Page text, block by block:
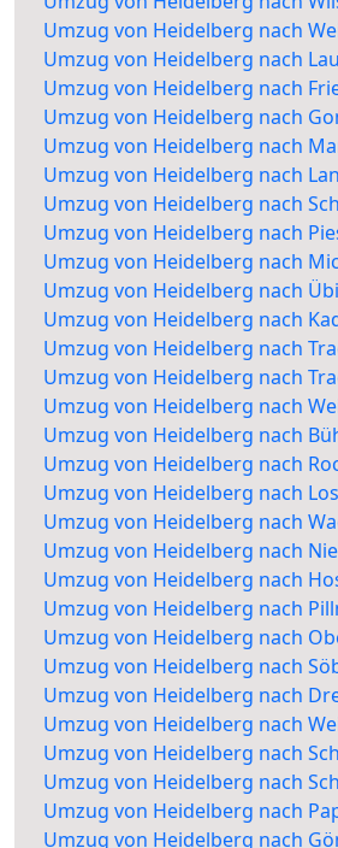
Umzug von Heidelberg nach
Umzug von Heidelberg nach
Umzug von Heidelberg nach
Umzug von Heidelberg nach
Umzug von Heidelberg nach
Umzug von Heidelberg nach
Umzug von Heidelberg nach
Umzug von Heidelberg nach
Umzug von Heidelberg nach
Umzug von Heidelberg nach
Umzug von Heidelberg nach
Umzug von Heidelberg nach
Umzug von Heidelberg nach
Umzug von Heidelberg nach
Umzug von Heidelberg nach
Umzug von Heidelberg nach
Umzug von Heidelberg nach
Umzug von Heidelberg nach
Umzug von Heidelberg nach
Umzug von Heidelberg nach
Umzug von Heidelberg nach
Umzug von Heidelberg nach
Umzug von Heidelberg nach
Umzug von Heidelberg nach
Umzug von Heidelberg nach
Umzug von Heidelberg nach
Umzug von Heidelberg nach
Umzug von Heidelberg nach
Umzug von Heidelberg nach